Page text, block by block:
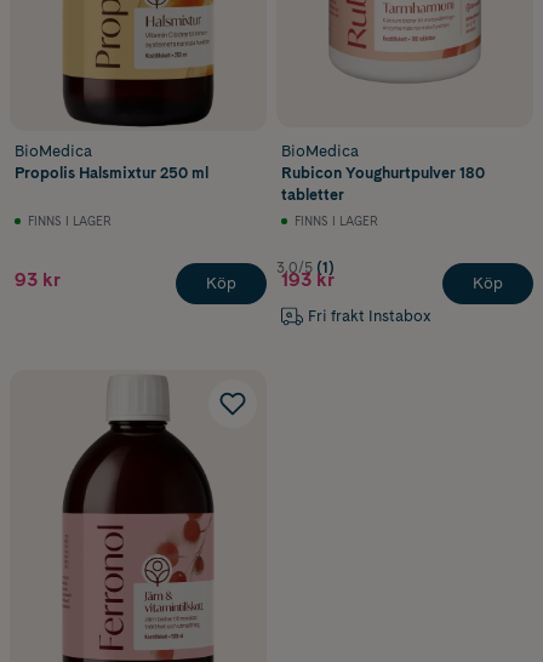
BioMedica
Propolis Halsmixtur 250 ml
FINNS I LAGER
93 kr Köp
BioMedica
Rubicon Youghurtpulver 180
tabletter
FINNS I LAGER
3.0/5 (1)
193 kr
Fri frakt Instabox
Köp